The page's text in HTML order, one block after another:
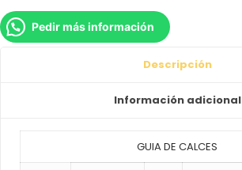
Pedir más información
Descripción
Información adicional
GUIA DE CALCES